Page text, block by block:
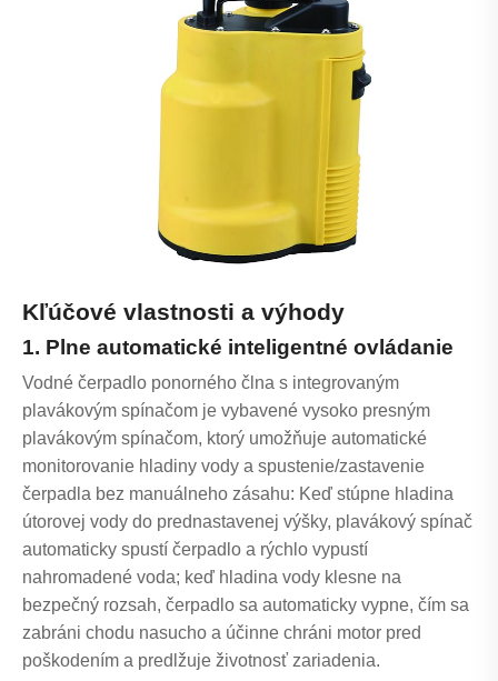
Kľúčové vlastnosti a výhody
1. Plne automatické inteligentné ovládanie
Vodné čerpadlo ponorného člna s integrovaným
plavákovým spínačom je vybavené vysoko presným
plavákovým spínačom, ktorý umožňuje automatické
monitorovanie hladiny vody a spustenie/zastavenie
čerpadla bez manuálneho zásahu: Keď stúpne hladina
útorovej vody do prednastavenej výšky, plavákový spínač
automaticky spustí čerpadlo a rýchlo vypustí
nahromadené voda; keď hladina vody klesne na
bezpečný rozsah, čerpadlo sa automaticky vypne, čím sa
zabráni chodu nasucho a účinne chráni motor pred
poškodením a predlžuje životnosť zariadenia.